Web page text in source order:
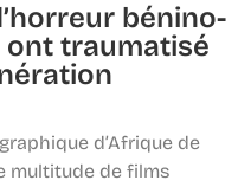
bénino-
ont traumatisé
d’Afrique de
multitude de films